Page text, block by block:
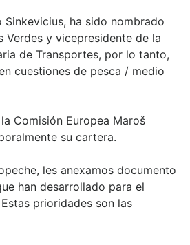
Sinkevicius, ha sido nombrado
Verdes y vicepresidente de la
de Transportes, por lo tanto,
cuestiones de pesca / medio
Comisión Europea Maroš
su cartera.
les anexamos documento
han desarrollado para el
prioridades son las